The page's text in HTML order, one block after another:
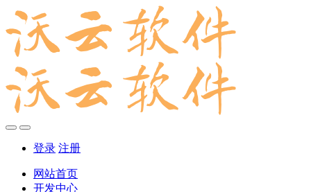
登录 注册
网站首页
开发中心